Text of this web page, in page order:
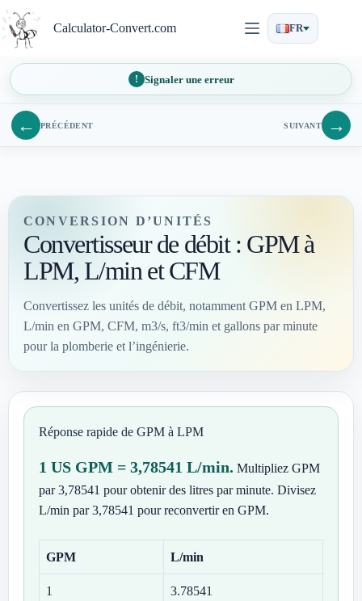
au
contenu
Calculator-Convert.com FR
Signaler une erreur
← PRÉCÉDENT SUIVANT →
CONVERSION D’UNITÉS
Convertisseur de débit : GPM à
LPM, L/min et CFM
Convertissez les unités de débit, notamment GPM en LPM,
L/min en GPM, CFM, m3/s, ft3/min et gallons par minute
pour la plomberie et l’ingénierie.
Réponse rapide de GPM à LPM
1 US GPM = 3,78541 L/min. Multipliez GPM
par 3,78541 pour obtenir des litres par minute. Divisez
L/min par 3,78541 pour reconvertir en GPM.
GPM L/min
1 3.78541